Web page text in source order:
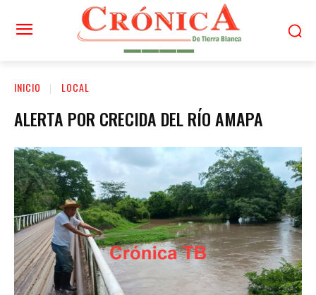
INICIO LOCAL
ALERTA POR CRECIDA DEL RÍO AMAPA